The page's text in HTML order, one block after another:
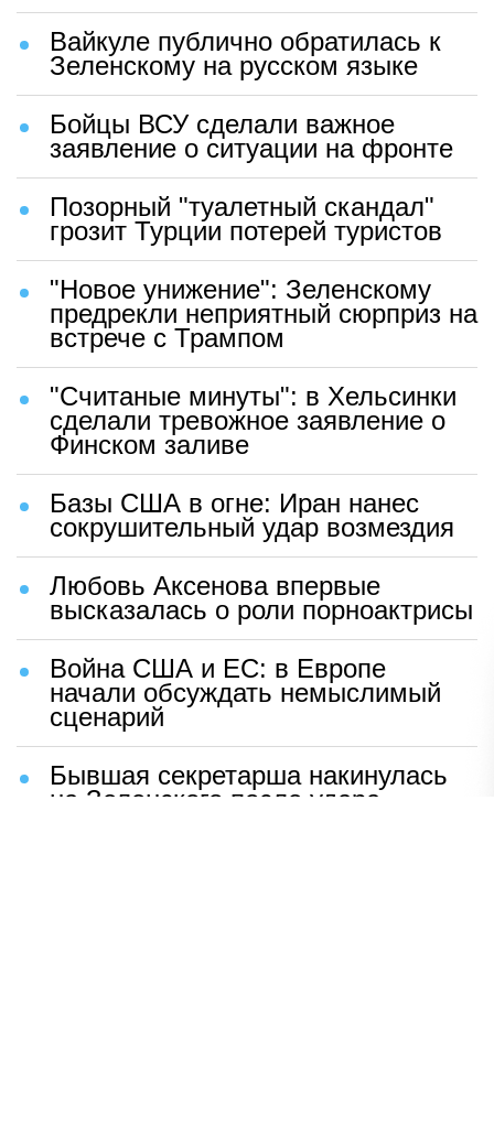
Вайкуле публично обратилась к
Зеленскому на русском языке
Бойцы ВСУ сделали важное
заявление о ситуации на фронте
Позорный "туалетный скандал"
грозит Турции потерей туристов
"Новое унижение": Зеленскому
предрекли неприятный сюрприз на
встрече с Трампом
"Считаные минуты": в Хельсинки
сделали тревожное заявление о
Финском заливе
Базы США в огне: Иран нанес
сокрушительный удар возмездия
Любовь Аксенова впервые
высказалась о роли порноактрисы
Война США и ЕС: в Европе
начали обсуждать немыслимый
сценарий
Бывшая секретарша накинулась
на Зеленского после удара